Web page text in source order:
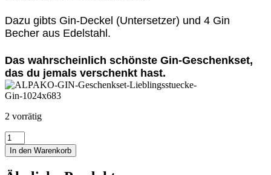
Dazu gibts Gin-Deckel (Untersetzer) und 4 Gin
Becher aus Edelstahl.
Das wahrscheinlich schönste Gin-Geschenkset,
das du jemals verschenkt hast.
2 vorrätig
Alpako
Gin
Geschenkset
"Lieblingsstücke"
In den Warenkorb